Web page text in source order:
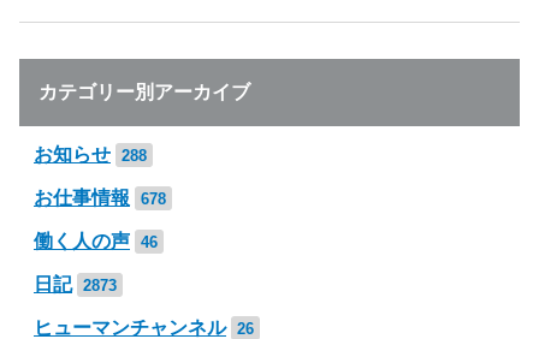
カテゴリー別アーカイブ
お知らせ 288
お仕事情報 678
働く人の声 46
日記 2873
ヒューマンチャンネル 26